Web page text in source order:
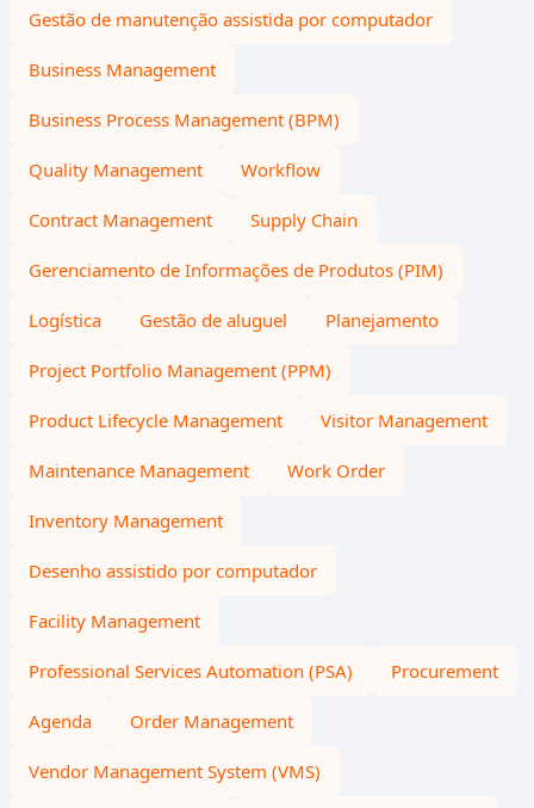
Gestão de manutenção assistida por computador
Business Management
Business Process Management (BPM)
Quality Management Workflow
Contract Management Supply Chain
Gerenciamento de Informações de Produtos (PIM)
Logística Gestão de aluguel Planejamento
Project Portfolio Management (PPM)
Product Lifecycle Management Visitor Management
Maintenance Management Work Order
Inventory Management
Desenho assistido por computador
Facility Management
Professional Services Automation (PSA) Procurement
Agenda Order Management
Vendor Management System (VMS)